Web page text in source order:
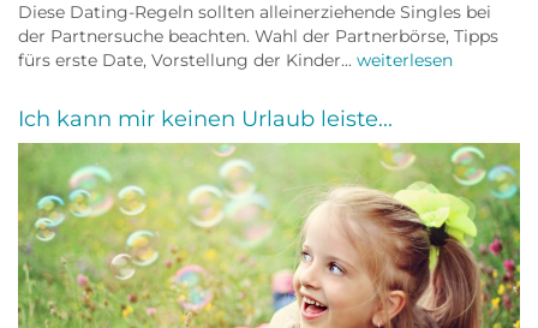
Diese Dating-Regeln sollten alleinerziehende Singles bei
der Partnersuche beachten. Wahl der Partnerbörse, Tipps
fürs erste Date, Vorstellung der Kinder... weiterlesen
Ich kann mir keinen Urlaub leiste...